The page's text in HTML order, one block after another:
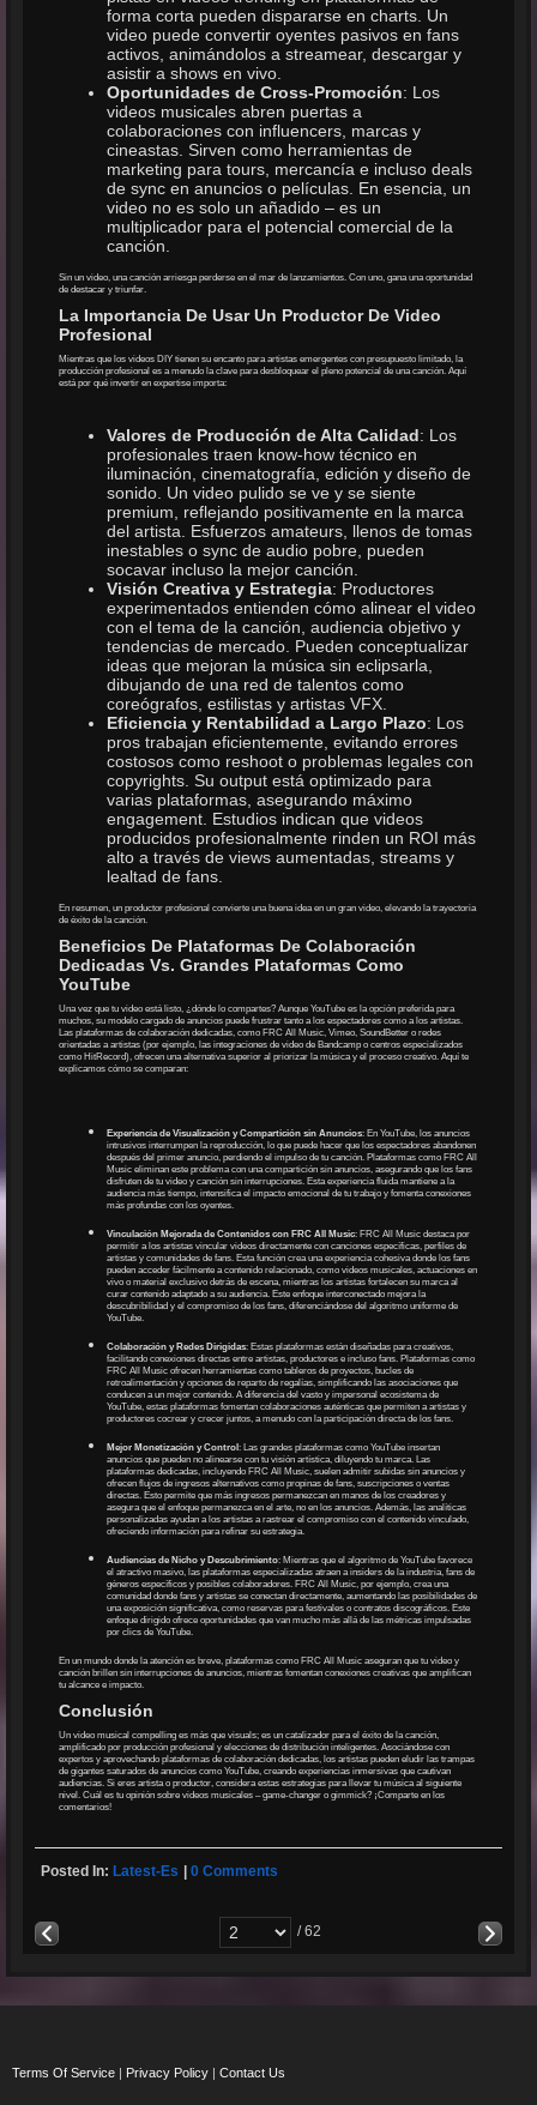
forma corta pueden dispararse en charts. Un
video puede convertir oyentes pasivos en fans
activos, animándolos a streamear, descargar y
asistir a shows en vivo.
Oportunidades de Cross-Promoción: Los
videos musicales abren puertas a
colaboraciones con influencers, marcas y
cineastas. Sirven como herramientas de
marketing para tours, mercancía e incluso deals
de sync en anuncios o películas. En esencia, un
video no es solo un añadido – es un
multiplicador para el potencial comercial de la
canción.
Sin un video, una canción arriesga perderse en el mar de lanzamientos. Con uno, gana una oportunidad
de destacar y triunfar.
La Importancia De Usar Un Productor De Video
Profesional
Mientras que los videos DIY tienen su encanto para artistas emergentes con presupuesto limitado, la
producción profesional es a menudo la clave para desbloquear el pleno potencial de una canción. Aquí
está por qué invertir en expertise importa:
Valores de Producción de Alta Calidad: Los
profesionales traen know-how técnico en
iluminación, cinematografía, edición y diseño de
sonido. Un video pulido se ve y se siente
premium, reflejando positivamente en la marca
del artista. Esfuerzos amateurs, llenos de tomas
inestables o sync de audio pobre, pueden
socavar incluso la mejor canción.
Visión Creativa y Estrategia: Productores
experimentados entienden cómo alinear el video
con el tema de la canción, audiencia objetivo y
tendencias de mercado. Pueden conceptualizar
ideas que mejoran la música sin eclipsarla,
dibujando de una red de talentos como
coreógrafos, estilistas y artistas VFX.
Eficiencia y Rentabilidad a Largo Plazo: Los
pros trabajan eficientemente, evitando errores
costosos como reshoot o problemas legales con
copyrights. Su output está optimizado para
varias plataformas, asegurando máximo
engagement. Estudios indican que videos
producidos profesionalmente rinden un ROI más
alto a través de views aumentadas, streams y
lealtad de fans.
En resumen, un productor profesional convierte una buena idea en un gran video, elevando la trayectoria
de éxito de la canción.
Beneficios De Plataformas De Colaboración
Dedicadas Vs. Grandes Plataformas Como
YouTube
Una vez que tu video está listo, ¿dónde lo compartes? Aunque YouTube es la opción preferida para
muchos, su modelo cargado de anuncios puede frustrar tanto a los espectadores como a los artistas.
Las plataformas de colaboración dedicadas, como FRC All Music, Vimeo, SoundBetter o redes
orientadas a artistas (por ejemplo, las integraciones de video de Bandcamp o centros especializados
como HitRecord), ofrecen una alternativa superior al priorizar la música y el proceso creativo. Aquí te
explicamos cómo se comparan:
Experiencia de Visualización y Compartición sin Anuncios: En YouTube, los anuncios
intrusivos interrumpen la reproducción, lo que puede hacer que los espectadores abandonen
después del primer anuncio, perdiendo el impulso de tu canción. Plataformas como FRC All
Music eliminan este problema con una compartición sin anuncios, asegurando que los fans
disfruten de tu video y canción sin interrupciones. Esta experiencia fluida mantiene a la
audiencia más tiempo, intensifica el impacto emocional de tu trabajo y fomenta conexiones
más profundas con los oyentes.
Vinculación Mejorada de Contenidos con FRC All Music: FRC All Music destaca por
permitir a los artistas vincular videos directamente con canciones específicas, perfiles de
artistas y comunidades de fans. Esta función crea una experiencia cohesiva donde los fans
pueden acceder fácilmente a contenido relacionado, como videos musicales, actuaciones en
vivo o material exclusivo detrás de escena, mientras los artistas fortalecen su marca al
curar contenido adaptado a su audiencia. Este enfoque interconectado mejora la
descubribilidad y el compromiso de los fans, diferenciándose del algoritmo uniforme de
YouTube.
Colaboración y Redes Dirigidas: Estas plataformas están diseñadas para creativos,
facilitando conexiones directas entre artistas, productores e incluso fans. Plataformas como
FRC All Music ofrecen herramientas como tableros de proyectos, bucles de
retroalimentación y opciones de reparto de regalías, simplificando las asociaciones que
conducen a un mejor contenido. A diferencia del vasto y impersonal ecosistema de
YouTube, estas plataformas fomentan colaboraciones auténticas que permiten a artistas y
productores cocrear y crecer juntos, a menudo con la participación directa de los fans.
Mejor Monetización y Control: Las grandes plataformas como YouTube insertan
anuncios que pueden no alinearse con tu visión artística, diluyendo tu marca. Las
plataformas dedicadas, incluyendo FRC All Music, suelen admitir subidas sin anuncios y
ofrecen flujos de ingresos alternativos como propinas de fans, suscripciones o ventas
directas. Esto permite que más ingresos permanezcan en manos de los creadores y
asegura que el enfoque permanezca en el arte, no en los anuncios. Además, las analíticas
personalizadas ayudan a los artistas a rastrear el compromiso con el contenido vinculado,
ofreciendo información para refinar su estrategia.
Audiencias de Nicho y Descubrimiento: Mientras que el algoritmo de YouTube favorece
el atractivo masivo, las plataformas especializadas atraen a insiders de la industria, fans de
géneros específicos y posibles colaboradores. FRC All Music, por ejemplo, crea una
comunidad donde fans y artistas se conectan directamente, aumentando las posibilidades de
una exposición significativa, como reservas para festivales o contratos discográficos. Este
enfoque dirigido ofrece oportunidades que van mucho más allá de las métricas impulsadas
por clics de YouTube.
En un mundo donde la atención es breve, plataformas como FRC All Music aseguran que tu video y
canción brillen sin interrupciones de anuncios, mientras fomentan conexiones creativas que amplifican
tu alcance e impacto.
Conclusión
Un video musical compelling es más que visuals; es un catalizador para el éxito de la canción,
amplificado por producción profesional y elecciones de distribución inteligentes. Asociándose con
expertos y aprovechando plataformas de colaboración dedicadas, los artistas pueden eludir las trampas
de gigantes saturados de anuncios como YouTube, creando experiencias inmersivas que cautivan
audiencias. Si eres artista o productor, considera estas estrategias para llevar tu música al siguiente
nivel. Cuál es tu opinión sobre videos musicales – game-changer o gimmick? ¡Comparte en los
comentarios!
Posted In: Latest-Es |0 Comments
/ 62
Terms Of Service Privacy Policy Contact Us